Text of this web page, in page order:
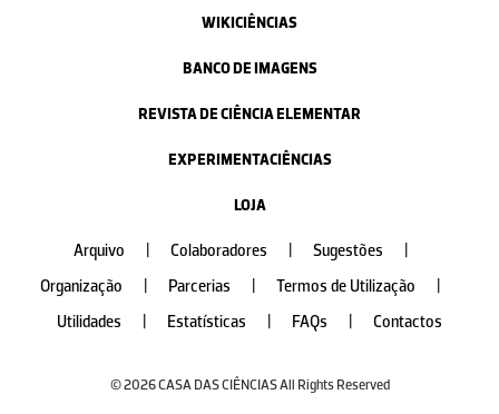
WIKICIÊNCIAS
BANCO DE IMAGENS
REVISTA DE CIÊNCIA ELEMENTAR
EXPERIMENTACIÊNCIAS
LOJA
Arquivo Colaboradores Sugestões
Organização
Parcerias Termos de Utilização
Utilidades
Estatísticas FAQs Contactos
© 2026 CASA DAS CIÊNCIAS All Rights Reserved